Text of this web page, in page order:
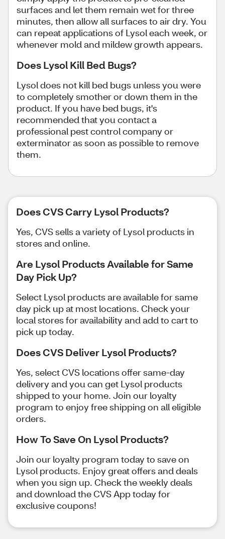
surfaces and let them remain wet for three
minutes, then allow all surfaces to air dry. You
can repeat applications of Lysol each week, or
whenever mold and mildew growth appears.
Does Lysol Kill Bed Bugs?
Lysol does not kill bed bugs unless you were
to completely smother or down them in the
product. If you have bed bugs, it's
recommended that you contact a
professional pest control company or
exterminator as soon as possible to remove
them.
Does CVS Carry Lysol Products?
Yes, CVS sells a variety of Lysol products in
stores and online.
Are Lysol Products Available for Same
Day Pick Up?
Select Lysol products are available for same
day pick up at most locations. Check your
local stores for availability and add to cart to
pick up today.
Does CVS Deliver Lysol Products?
Yes, select CVS locations offer same-day
delivery and you can get Lysol products
shipped to your home. Join our loyalty
program to enjoy free shipping on all eligible
orders.
How To Save On Lysol Products?
Join our loyalty program today to save on
Lysol products. Enjoy great offers and deals
when you sign up. Check the weekly deals
and download the CVS App today for
exclusive coupons!